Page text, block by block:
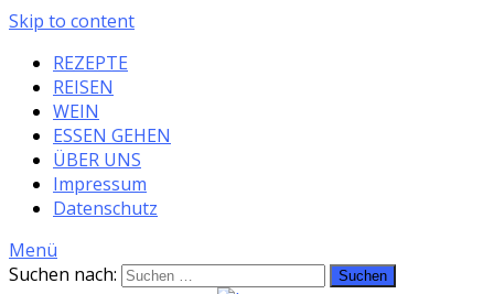
Skip to content
REZEPTE
REISEN
WEIN
ESSEN GEHEN
ÜBER UNS
Impressum
Datenschutz
Menü
Suchen nach: